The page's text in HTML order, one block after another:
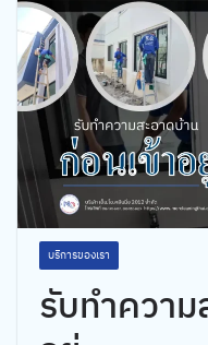
บริการของเรา
รับทำความ